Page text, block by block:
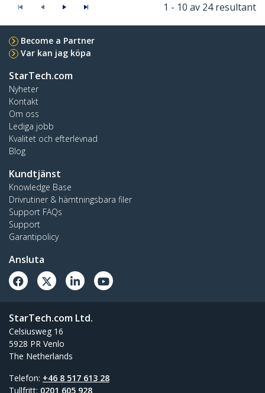
1 - 10 av 24 resultant
Become a Partner
Var kan jag köpa
StarTech.com
Nyheter
Kontakt
Om oss
Lediga jobb
Kvalitet och efterlevnad
Blog
Kundtjänst
Knowledge Base
Drivrutiner & hämtningsbara filer
Support FAQs
Support
Garantipolicy
Ansluta
StarTech.com Ltd.
Celsiusweg 16
5928 PR Venlo
The Netherlands
Telefon: +46 8 517 613 28
Tullfritt: 0201 605 928